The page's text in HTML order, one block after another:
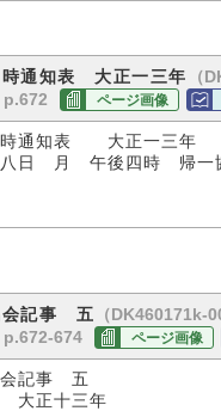
時通知表 大正一三年
（
p.672
ページ画像
時通知表 大正一
八日 月 午後四時 帰一協
会記事 五 （DK460171k-
p.672-674
ページ画像
協会記事 五
十三年